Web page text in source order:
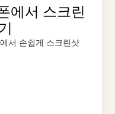
에서 스크린
서 손쉽게 스크린샷